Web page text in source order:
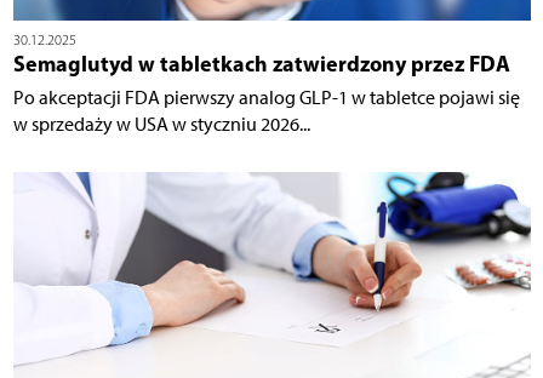
30.12.2025
Semaglutyd w tabletkach zatwierdzony przez FDA
Po akceptacji FDA pierwszy analog GLP-1 w tabletce pojawi się
w sprzedaży w USA w styczniu 2026...